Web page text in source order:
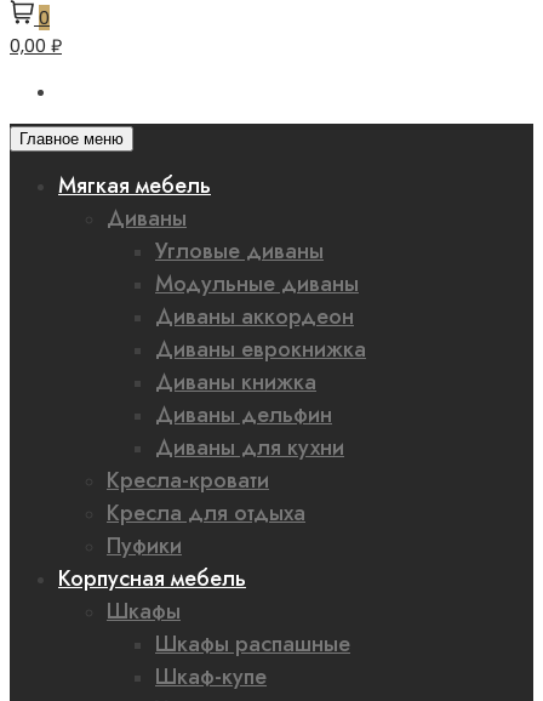
0
0,00 ₽
Главное меню
Мягкая мебель
Диваны
Угловые диваны
Модульные диваны
Диваны аккордеон
Диваны еврокнижка
Диваны книжка
Диваны дельфин
Диваны для кухни
Кресла-кровати
Кресла для отдыха
Пуфики
Корпусная мебель
Шкафы
Шкафы распашные
Шкаф-купе